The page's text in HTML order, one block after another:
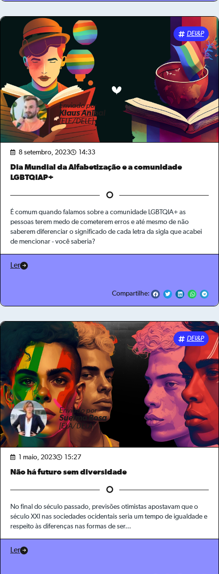
DEI&P
Enviado por
Klaus Anibal
[ELE/DELE]
8 setembro, 2023 14:33
Dia Mundial da Alfabetização e a comunidade
LGBTQIAP+
É comum quando falamos sobre a comunidade LGBTQIA+ as
pessoas terem medo de cometerem erros e até mesmo de não
saberem diferenciar o significado de cada letra da sigla que acabei
de mencionar - você saberia?
Ler
Compartilhe:
DEI&P
Enviado por
Suelma Rosa
[ELA/DELA]
1 maio, 2023 15:27
Não há futuro sem diversidade
No final do século passado, previsões otimistas apostavam que o
século XXI nas sociedades ocidentais seria um tempo de igualdade e
respeito às diferenças nas formas de ser...
Ler